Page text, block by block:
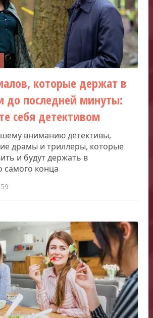
которые держат в
до последней минуты:
себя детективом
вниманию детективы,
драмы и триллеры, которые
и будут держать в
самого конца